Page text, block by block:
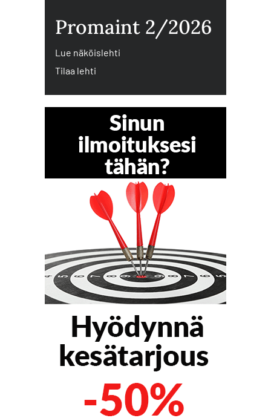
Promaint 2/2026
Lue näköislehti
Tilaa lehti